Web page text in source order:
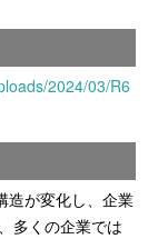
2024/03/R6
造が変化し、企業
多くの企業では